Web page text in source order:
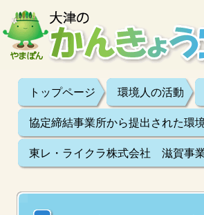
トップページ 環境人の活動
協定締結事業所から提出された環
東レ・ライクラ株式会社 滋賀事